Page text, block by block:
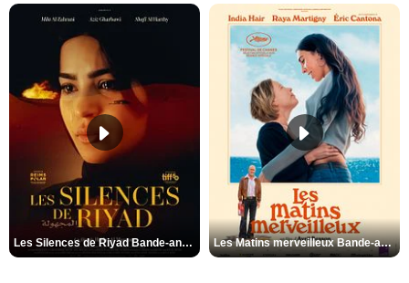
Les Silences de Riyad Bande-annonce VO STFR Les Matins merveilleux Bande-annonce VF